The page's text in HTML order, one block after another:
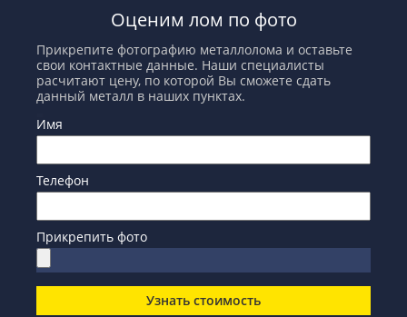
Оценим лом по фото
Прикрепите фотографию металлолома и оставьте
свои контактные данные. Наши специалисты
расчитают цену, по которой Вы сможете сдать
данный металл в наших пунктах.
Имя
Телефон
Прикрепить фото
Узнать стоимость